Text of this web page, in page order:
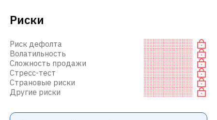
Риски
Риск дефолта
Волатильность
Сложность продажи
Стресс-тест
Страновые риски
Другие риски